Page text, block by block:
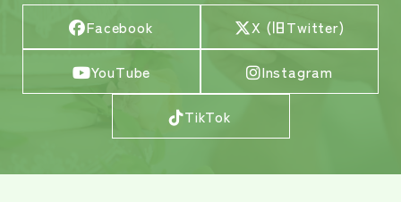
Facebook X (旧Twitter)
YouTube Instagram
TikTok